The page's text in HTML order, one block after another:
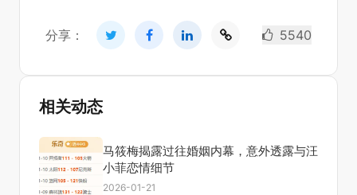
分享： 5540
相关动态
马筱梅揭露过往婚姻内幕，意外透露与汪
小菲恋情细节
2026-01-21